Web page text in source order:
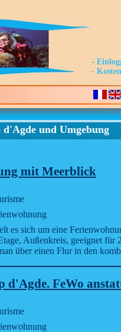
-
-
und Umgebung
mit Meerblick
es sich um eine
Außenkreis, geeignet für
über einen Flur in den
d'Agde. FeWo